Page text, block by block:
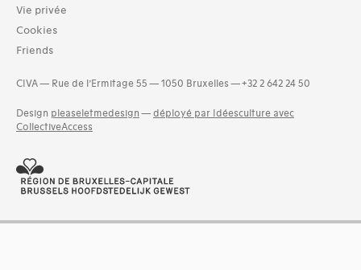
Vie privée
Cookies
Friends
CIVA — Rue de l’Ermitage 55 — 1050 Bruxelles — +32 2 642 24 50
Design pleaseletmedesign — déployé par Idéesculture avec
CollectiveAccess